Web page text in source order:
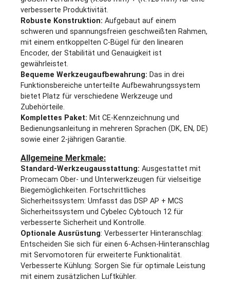
verbesserte Produktivität.
Robuste Konstruktion: Aufgebaut auf einem
schweren und spannungsfreien geschweißten Rahmen,
mit einem entkoppelten C-Bügel für den linearen
Encoder, der Stabilität und Genauigkeit ist
gewährleistet.
Bequeme Werkzeugaufbewahrung: Das in drei
Funktionsbereiche unterteilte Aufbewahrungssystem
bietet Platz für verschiedene Werkzeuge und
Zubehörteile.
Komplettes Paket: Mit CE-Kennzeichnung und
Bedienungsanleitung in mehreren Sprachen (DK, EN, DE)
sowie einer 2-jährigen Garantie.
Allgemeine Merkmale:
Standard-Werkzeugausstattung: Ausgestattet mit
Promecam Ober- und Unterwerkzeugen für vielseitige
Biegemöglichkeiten. Fortschrittliches
Sicherheitssystem: Umfasst das DSP AP + MCS
Sicherheitssystem und Cybelec Cybtouch 12 für
verbesserte Sicherheit und Kontrolle.
Optionale Ausrüstung: Verbesserter Hinteranschlag:
Entscheiden Sie sich für einen 6-Achsen-Hinteranschlag
mit Servomotoren für erweiterte Funktionalität.
Verbesserte Kühlung: Sorgen Sie für optimale Leistung
mit einem zusätzlichen Luftkühler.